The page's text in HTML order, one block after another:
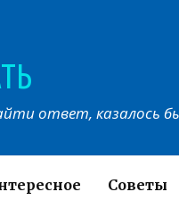
ответ, казалось
Советы